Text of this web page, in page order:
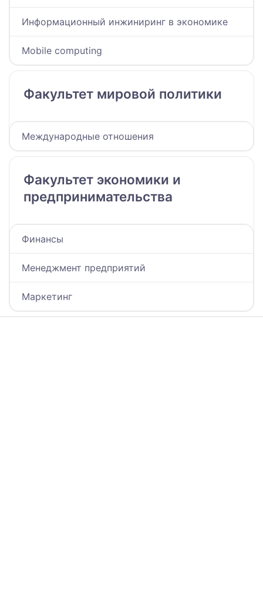
Информационный инжиниринг в экономике
Mobile computing
Факультет мировой политики
Международные отношения
Факультет экономики и
предпринимательства
Финансы
Менеджмент предприятий
Маркетинг